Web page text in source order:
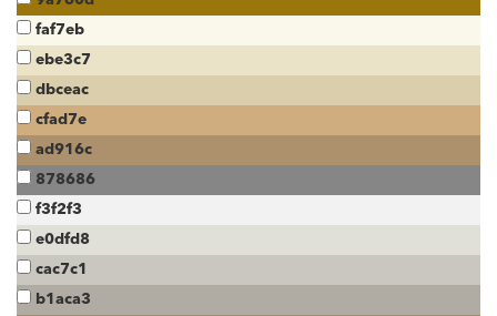
faf7eb
ebe3c7
dbceac
cfad7e
ad916c
878686
f3f2f3
e0dfd8
cac7c1
b1aca3